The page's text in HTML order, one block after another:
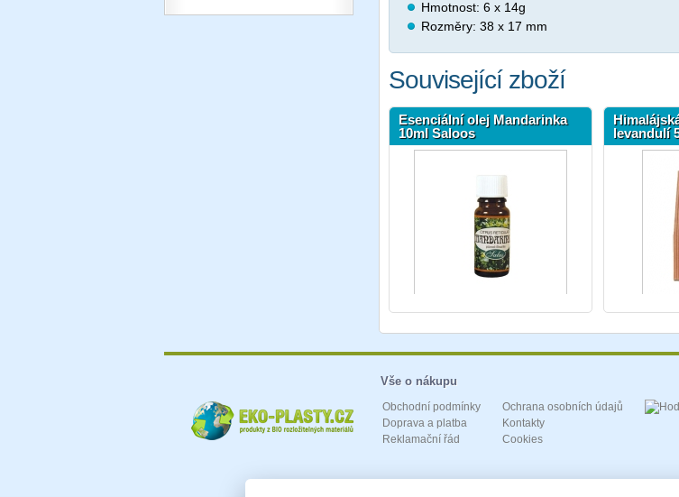
Hmotnost: 6 x 14g
Rozměry: 38 x 17 mm
Související zboží
Esenciální olej Mandarinka
10ml Saloos
levandulí
Vše o nákupu
Obchodní podmínky
Doprava a platba
Reklamační řád
Ochrana osobních údajů
Kontakty
Cookies